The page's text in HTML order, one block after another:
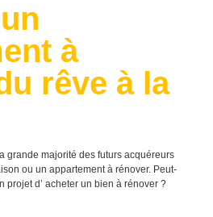
à
rêve à la
grande majorité des futurs acquéreurs
ou un appartement à rénover. Peut-
projet d’ acheter un bien à rénover ?